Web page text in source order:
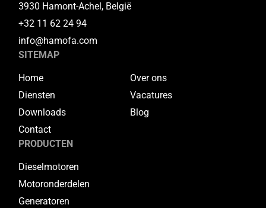
3930 Hamont-Achel, België
+32 11 62 24 94
info@hamofa.com
SITEMAP
Home
Over ons
Diensten
Vacatures
Downloads
Blog
Contact
PRODUCTEN
Dieselmotoren
Motoronderdelen
Generatoren